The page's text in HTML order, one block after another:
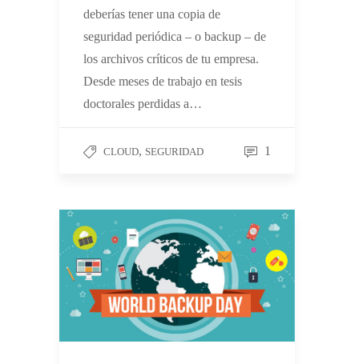
deberías tener una copia de
seguridad periódica – o backup – de
los archivos críticos de tu empresa.
Desde meses de trabajo en tesis
doctorales perdidas a…
CLOUD, SEGURIDAD 1